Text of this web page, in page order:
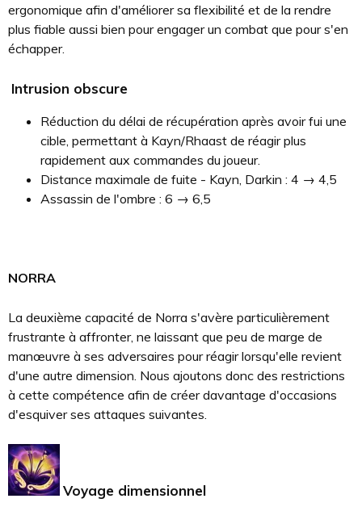
ergonomique afin d'améliorer sa flexibilité et de la rendre
plus fiable aussi bien pour engager un combat que pour s'en
échapper.
Intrusion obscure
Réduction du délai de récupération après avoir fui une
cible, permettant à Kayn/Rhaast de réagir plus
rapidement aux commandes du joueur.
Distance maximale de fuite - Kayn, Darkin : 4 → 4,5
Assassin de l'ombre : 6 → 6,5
NORRA
La deuxième capacité de Norra s'avère particulièrement
frustrante à affronter, ne laissant que peu de marge de
manœuvre à ses adversaires pour réagir lorsqu'elle revient
d'une autre dimension. Nous ajoutons donc des restrictions
à cette compétence afin de créer davantage d'occasions
d'esquiver ses attaques suivantes.
Voyage dimensionnel